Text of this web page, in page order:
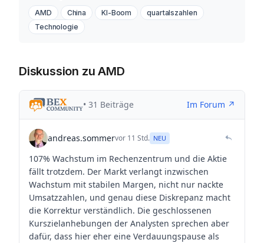
AMD China KI-Boom
quartalszahlen
Technologie
Diskussion zu AMD